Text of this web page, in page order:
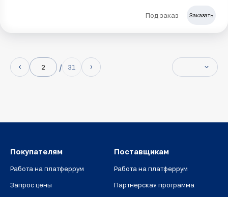
Под заказ Заказать
31
Покупателям
Работа на платферрум
Запрос цены
Поставщикам
Работа на платферрум
Партнерская программа